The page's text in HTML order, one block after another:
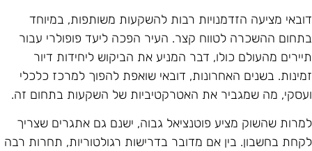
מציעה הזדמנויות רבות להשקעות משותפות, במיוחד
ההשכרה לטווח קצר. העיר הפכה ליעד פופולרי עבור
מהעולם כולו, דבר המניע את הביקוש ליחידות דיור
בשנים האחרונות, דובאי שואפת להפוך למרכז כלכלי
מה שמגביר את האטרקטיביות של השקעות בתחום זה.
שהשוק מציע פוטנציאל גבוה, ישנם גם אתגרים שצריך
בחשבון. בין אם מדובר בדרישות רגולטוריות, תחרות רבה